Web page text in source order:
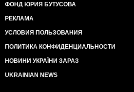
ФОНД ЮРИЯ БУТУСОВА
РЕКЛАМА
УСЛОВИЯ ПОЛЬЗОВАНИЯ
ПОЛИТИКА КОНФИДЕНЦИАЛЬНОСТИ
НОВИНИ УКРАЇНИ ЗАРАЗ
UKRAINIAN NEWS